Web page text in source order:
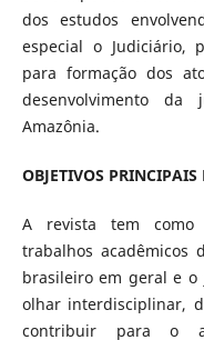
dos estudos
especial o Judiciário,
para formação dos
desenvolvimento
Amazônia.
OBJETIVOS
A revista tem como
trabalhos acadêmicos
brasileiro em geral e
olhar interdisciplinar,
contribuir para o